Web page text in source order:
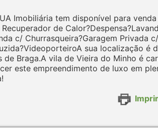
Imobiliária tem disponível para
de
c/ Churrasqueira?Garagem Privada
sua localização é
Braga.A vila de Vieira do Minho é
este empreendimento de luxo em